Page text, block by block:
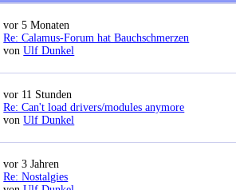
vor 5 Monaten
Re: Calamus-Forum hat Bauchschmerzen
vonUlf Dunkel
vor 11 Stunden
Re: Can't load drivers/modules anymore
vonUlf Dunkel
vor 3 Jahren
Re: Nostalgies